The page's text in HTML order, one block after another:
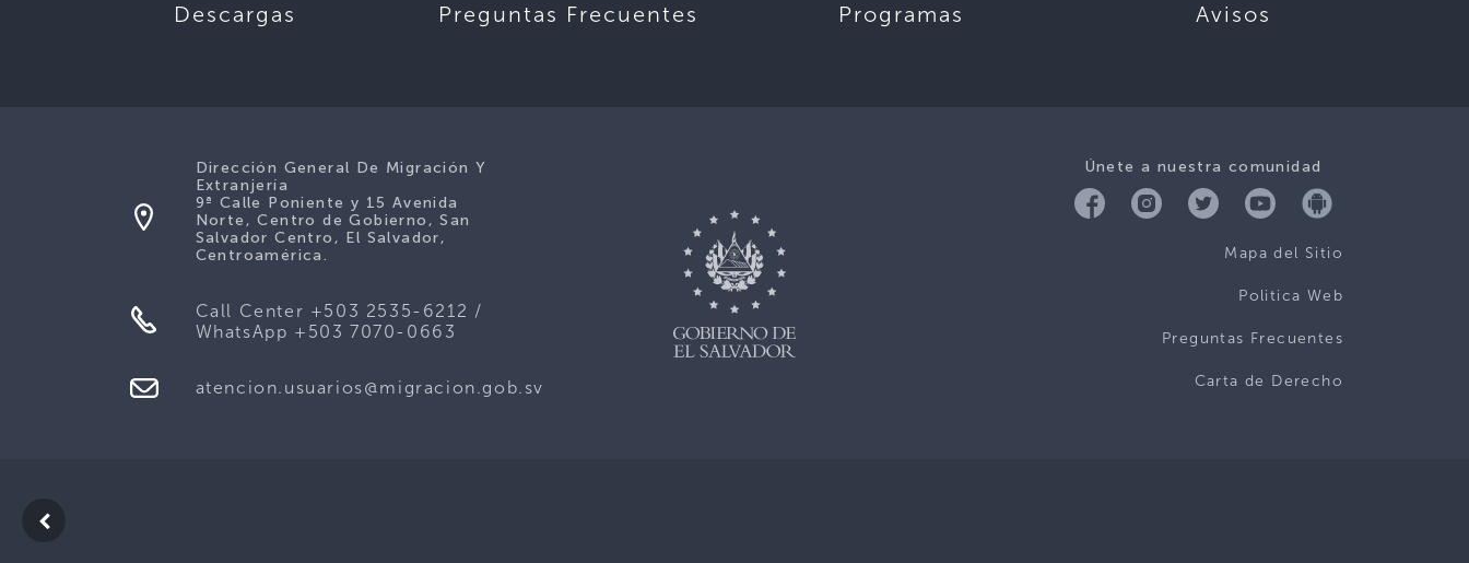
Descargas Preguntas Frecuentes Programas Avisos
Únete a nuestra comunidad
Mapa del Sitio
Politica Web
Preguntas Frecuentes
Carta de Derecho
Dirección General De Migración Y
Extranjería
9ª Calle Poniente y 15 Avenida
Norte, Centro de Gobierno, San
Salvador Centro, El Salvador,
Centroamérica.
Call Center +503 2535-6212 /
WhatsApp +503 7070-0663
atencion.usuarios@migracion.gob.sv